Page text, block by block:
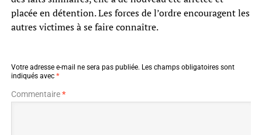
placée en détention. Les forces de l’ordre encouragent les
autres victimes à se faire connaître.
Votre adresse e-mail ne sera pas publiée. Les champs obligatoires sont
indiqués avec *
Commentaire*